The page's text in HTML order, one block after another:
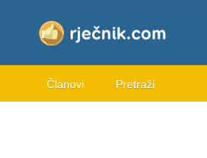
Članovi Pretraži